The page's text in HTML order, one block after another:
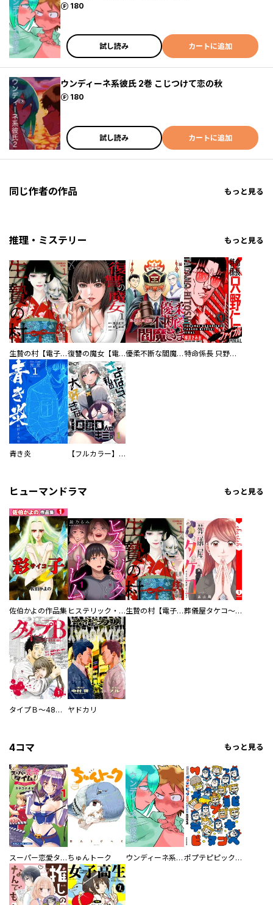
180
ポイント
試し読み カートに追加
ウンディーネ系彼氏 2巻 こじつけて恋の秋
180
ポイント
試し読み カートに追加
同じ作者の作品 もっと見る
推理・ミステリー もっと見る
生贄の村【電子単行本版】 復讐の魔女【電子単行本版】 優柔不断な閻魔さま 特命係長 只野仁ファイナル 愛蔵版
青き炎 【フルカラー】さよなら、私の大好きな１０００人のキミ。
ヒューマンドラマ もっと見る
佐伯かよの作品集 ヒステリック・ハーレム～搾られる男と堕ちる女～【電子単行本版】 生贄の村【電子単行本版】 葬儀屋タケコ～あなたの最期、叶えます【電子単行本版】
タイプＢ～48時間後、致死率100％～【単話】 ヤドカリ
4コマ もっと見る
スーパー恋愛タイム！～現場でドＳな彼女は自宅でデレる～ ちゅんトーク ウンディーネ系彼氏 ポプテピピック SEASON EIGHT